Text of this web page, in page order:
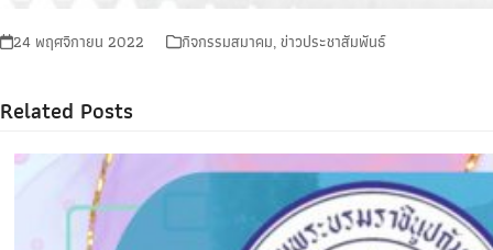
24 พฤศจิกายน 2022 กิจกรรมสมาคม,ข่าวประชาสัมพันธ์
Related Posts